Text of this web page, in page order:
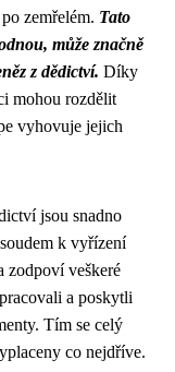
zemřelém. Tato
může značně
z dědictví. Díky
mohou rozdělit
vyhovuje jejich
jsou snadno
k vyřízení
zodpoví veškeré
a poskytli
Tím se celý
co nejdříve.